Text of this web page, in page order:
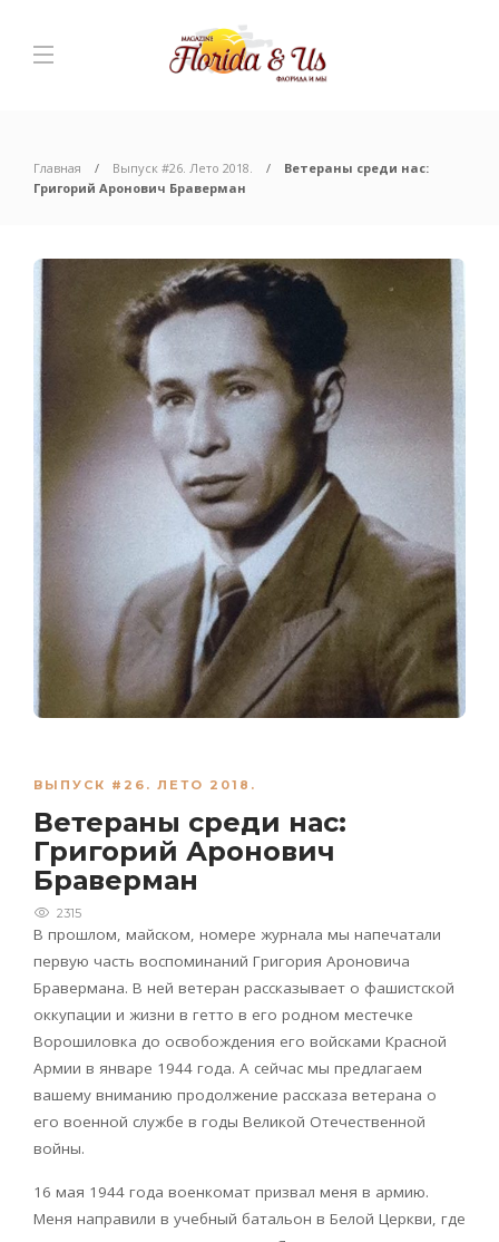
Главная Выпуск #26. Лето 2018.
Ветераны среди нас:
Григорий Аронович Браверман
ВЫПУСК #26. ЛЕТО 2018.
Ветераны среди нас:
Григорий Аронович
Браверман
2315
В прошлом, майском, номере журнала мы напечатали
первую часть воспоминаний Григория Ароновича
Бравермана. В ней ветеран рассказывает о фашистской
оккупации и жизни в гетто в его родном местечке
Ворошиловка до освобождения его войсками Красной
Армии в январе 1944 года. А сейчас мы предлагаем
вашему вниманию продолжение рассказа ветерана о
его военной службе в годы Великой Отечественной
войны.
16 мая 1944 года военкомат призвал меня в армию.
Меня направили в учебный батальон в Белой Церкви, где